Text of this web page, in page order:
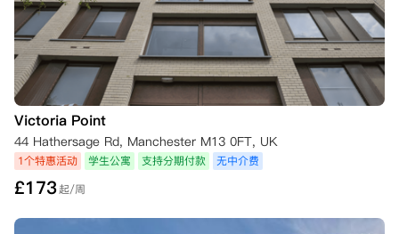
Victoria Point
44 Hathersage Rd, Manchester M13 0FT, UK
1个特惠活动 学生公寓 支持分期付款 无中介费
£173起/周